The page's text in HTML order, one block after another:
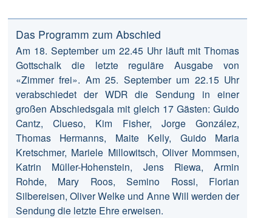
Das Programm zum Abschied
Am 18. September um 22.45 Uhr läuft mit Thomas
Gottschalk die letzte reguläre Ausgabe von
«Zimmer frei». Am 25. September um 22.15 Uhr
verabschiedet der WDR die Sendung in einer
großen Abschiedsgala mit gleich 17 Gästen: Guido
Cantz, Clueso, Kim Fisher, Jorge González,
Thomas Hermanns, Maite Kelly, Guido Maria
Kretschmer, Mariele Millowitsch, Oliver Mommsen,
Katrin Müller-Hohenstein, Jens Riewa, Armin
Rohde, Mary Roos, Semino Rossi, Florian
Silbereisen, Oliver Welke und Anne Will werden der
Sendung die letzte Ehre erweisen.